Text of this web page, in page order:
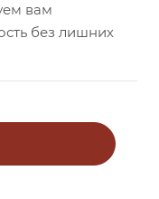
вам
без лишних